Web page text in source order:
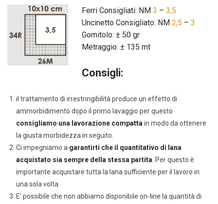
Ferri Consigliati: NM 3 – 3,5
Uncinetto Consigliato: NM 2,5 – 3
Gomitolo: ± 50 gr
Metraggio: ± 135 mt
Consigli:
il trattamento di irrestringibilità produce un effetto di
ammorbidimento dopo il primo lavaggio per questo
consigliamo una lavorazione compatta in modo da ottenere
la giusta morbidezza in seguito.
Ci impegniamo a garantirti che il quantitativo di lana
acquistato sia sempre della stessa partita . Per questo è
importante acquistare tutta la lana sufficiente per il lavoro in
una sola volta.
E’ possibile che non abbiamo disponibile on-line la quantità di